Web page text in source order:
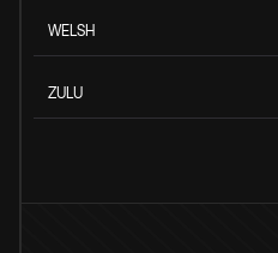
WELSH
ZULU